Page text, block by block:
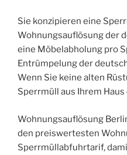
Sie konzipieren eine
Wohnungsauflösung der
eine Möbelabholung pro
Entrümpelung der
Wenn Sie keine alten
Sperrmüll aus Ihrem
Wohnungsauflösung
den preiswertesten
Sperrmüllabfuhrtarif,